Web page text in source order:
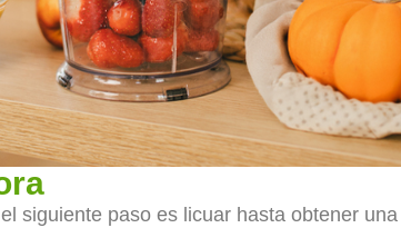
siguiente paso es licuar hasta obtener